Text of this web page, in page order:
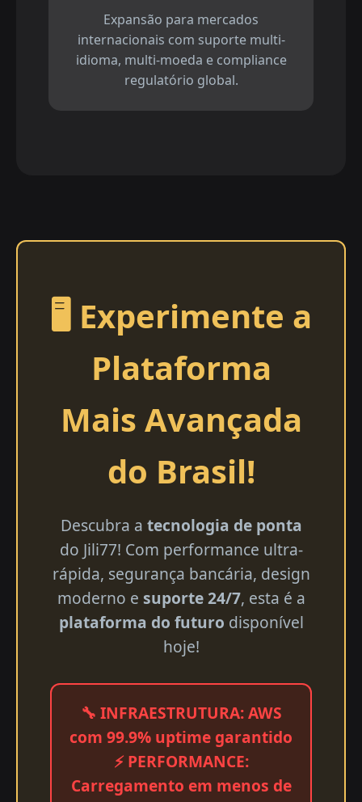
Expansão para mercados
internacionais com suporte multi-
idioma, multi-moeda e compliance
regulatório global.
🖥️ Experimente a
Plataforma
Mais Avançada
do Brasil!
Descubra a tecnologia de ponta
do Jili77! Com performance ultra-
rápida, segurança bancária, design
moderno e suporte 24/7, esta é a
plataforma do futuro disponível
hoje!
🔧 INFRAESTRUTURA: AWS
com 99.9% uptime garantido
⚡ PERFORMANCE:
Carregamento em menos de